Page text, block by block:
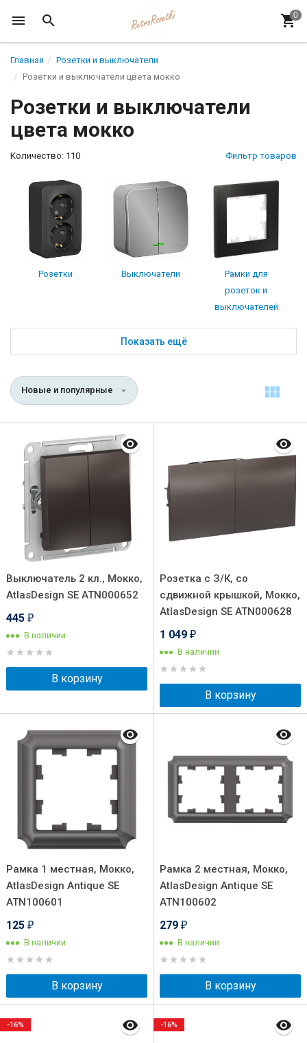
Главная
Розетки и выключатели
Розетки и выключатели цвета мокко
Розетки и выключатели
цвета мокко
Количество: 110 Фильтр товаров
Розетки Выключатели
Рамки для
розеток и
выключателей
Показать ещё
Новые и популярные
Выключатель 2 кл., Мокко,
AtlasDesign SE ATN000652
445 ₽
В наличии
В корзину
Розетка с З/К, со
сдвижной крышкой, Мокко,
AtlasDesign SE ATN000628
1 049 ₽
В наличии
В корзину
Рамка 1 местная, Мокко,
AtlasDesign Antique SE
ATN100601
125 ₽
В наличии
В корзину
Рамка 2 местная, Мокко,
AtlasDesign Antique SE
ATN100602
279 ₽
В наличии
В корзину
-16% -16%